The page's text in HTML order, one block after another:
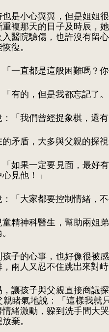
是小心翼翼，但是姐姐
複那天的日子及時辰，
入醫院驗傷，也許沒有留
復。
一直都是這般困難嗎？
有的，但是我都忘記了。
「我們曾經捉象棋，還有
的矛盾，大多與父親的探
如果一定要見面，最好
見他！」
「大家都要控制情緒，不
精神科醫生，幫助兩姐
子的心事，也好像很被
兩人又忍不住跳岀來對峙
讓孩子與父親直接商議
親睹氣地說：「這樣我就
情緒激動，躱到洗手間大
棄。